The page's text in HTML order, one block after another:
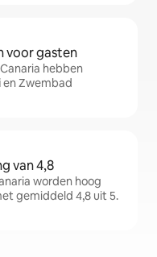
voor gasten
hebben
en Zwembad
van 4,8
worden hoog
gemiddeld 4,8 uit 5.